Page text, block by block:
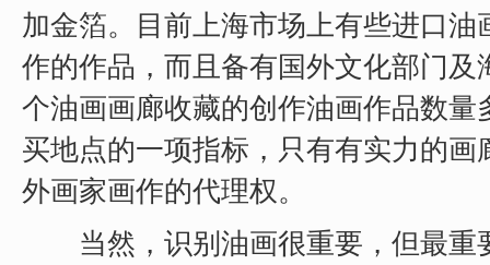
加金箔。目前上海市场上有些进口油
作的作品，而且备有国外文化部门及
个油画画廊收藏的创作油画作品数量
买地点的一项指标，只有有实力的画
外画家画作的代理权。
当然，识别油画很重要，但最重